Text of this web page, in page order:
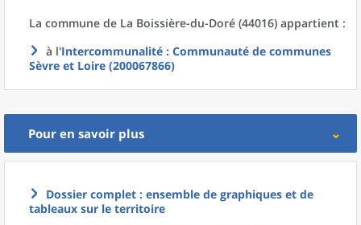
La commune de La Boissière-du-Doré (44016) appartient :
à l'Intercommunalité : Communauté de communes
Sèvre et Loire (200067866)
Pour en savoir plus
Dossier complet : ensemble de graphiques et de
tableaux sur le territoire